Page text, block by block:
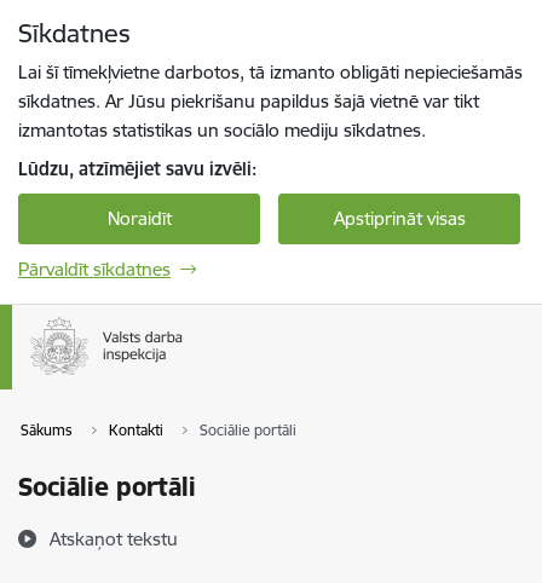
Sīkdatnes
Lai šī tīmekļvietne darbotos, tā izmanto obligāti nepieciešamās
sīkdatnes. Ar Jūsu piekrišanu papildus šajā vietnē var tikt
izmantotas statistikas un sociālo mediju sīkdatnes.
Lūdzu, atzīmējiet savu izvēli:
Noraidīt Apstiprināt visas
Pārvaldīt sīkdatnes
Sākums Kontakti Sociālie portāli
Sociālie portāli
Atskaņot tekstu